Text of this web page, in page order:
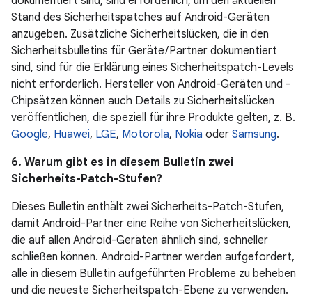
Stand des Sicherheitspatches auf Android-Geräten
anzugeben. Zusätzliche Sicherheitslücken, die in den
Sicherheitsbulletins für Geräte / Partner dokumentiert
sind, sind für die Erklärung eines Sicherheitspatch-Levels
nicht erforderlich. Hersteller von Android-Geräten und -
Chipsätzen können auch Details zu Sicherheitslücken
veröffentlichen, die speziell für ihre Produkte gelten, z. B.
Google, Huawei, LGE, Motorola, Nokia oder Samsung.
6. Warum gibt es in diesem Bulletin zwei
Sicherheits-Patch-Stufen?
Dieses Bulletin enthält zwei Sicherheits-Patch-Stufen,
damit Android-Partner eine Reihe von Sicherheitslücken,
die auf allen Android-Geräten ähnlich sind, schneller
schließen können. Android-Partner werden aufgefordert,
alle in diesem Bulletin aufgeführten Probleme zu beheben
und die neueste Sicherheitspatch-Ebene zu verwenden.